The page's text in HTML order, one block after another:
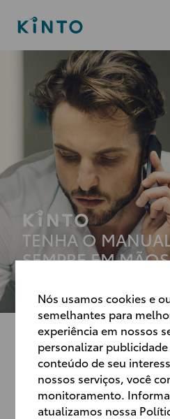
TENHA O
SEMPRE EM MÃOS
ACESSE OS
SABER MAIS
Nós usamos cookies e
semelhantes para
experiência em nossos
personalizar
conteúdo de seu
nossos serviços, você
monitoramento.
atualizamos nossa